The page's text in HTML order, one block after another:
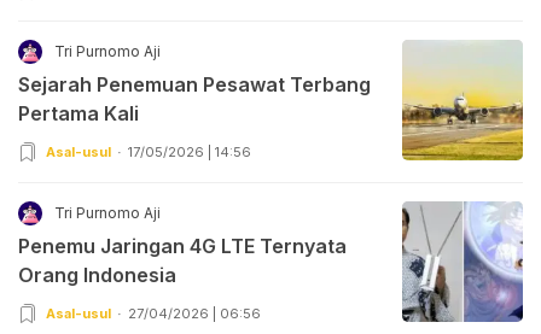
Tri Purnomo Aji
Sejarah Penemuan Pesawat Terbang
Pertama Kali
Asal-usul 17/05/2026 | 14:56
Tri Purnomo Aji
Penemu Jaringan 4G LTE Ternyata
Orang Indonesia
Asal-usul 27/04/2026 | 06:56